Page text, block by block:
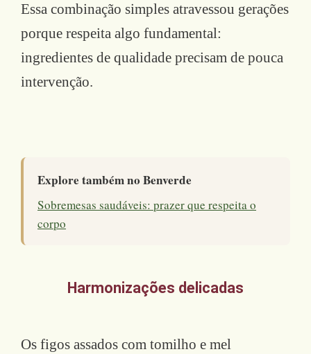
Essa combinação simples atravessou gerações
porque respeita algo fundamental:
ingredientes de qualidade precisam de pouca
intervenção.
Explore também no Benverde
Sobremesas saudáveis: prazer que respeita o
corpo
Harmonizações delicadas
Os figos assados com tomilho e mel